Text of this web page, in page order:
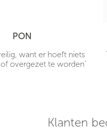
PON
want er hoeft niets
overgezet te worden'
Klanten